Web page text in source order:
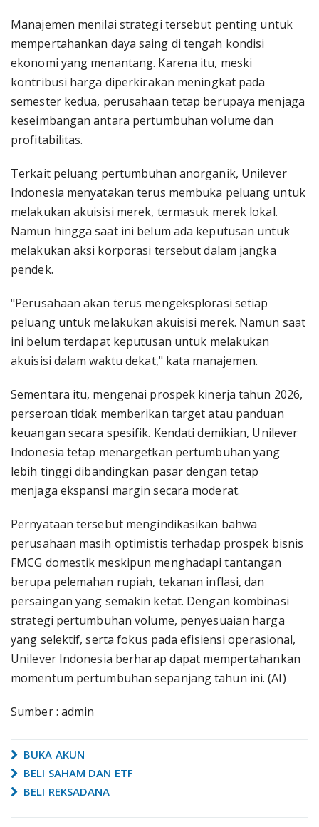
Manajemen menilai strategi tersebut penting untuk
mempertahankan daya saing di tengah kondisi
ekonomi yang menantang. Karena itu, meski
kontribusi harga diperkirakan meningkat pada
semester kedua, perusahaan tetap berupaya menjaga
keseimbangan antara pertumbuhan volume dan
profitabilitas.
Terkait peluang pertumbuhan anorganik, Unilever
Indonesia menyatakan terus membuka peluang untuk
melakukan akuisisi merek, termasuk merek lokal.
Namun hingga saat ini belum ada keputusan untuk
melakukan aksi korporasi tersebut dalam jangka
pendek.
"Perusahaan akan terus mengeksplorasi setiap
peluang untuk melakukan akuisisi merek. Namun saat
ini belum terdapat keputusan untuk melakukan
akuisisi dalam waktu dekat," kata manajemen.
Sementara itu, mengenai prospek kinerja tahun 2026,
perseroan tidak memberikan target atau panduan
keuangan secara spesifik. Kendati demikian, Unilever
Indonesia tetap menargetkan pertumbuhan yang
lebih tinggi dibandingkan pasar dengan tetap
menjaga ekspansi margin secara moderat.
Pernyataan tersebut mengindikasikan bahwa
perusahaan masih optimistis terhadap prospek bisnis
FMCG domestik meskipun menghadapi tantangan
berupa pelemahan rupiah, tekanan inflasi, dan
persaingan yang semakin ketat. Dengan kombinasi
strategi pertumbuhan volume, penyesuaian harga
yang selektif, serta fokus pada efisiensi operasional,
Unilever Indonesia berharap dapat mempertahankan
momentum pertumbuhan sepanjang tahun ini. (AI)
Sumber : admin
BUKA AKUN
BELI SAHAM DAN ETF
BELI REKSADANA